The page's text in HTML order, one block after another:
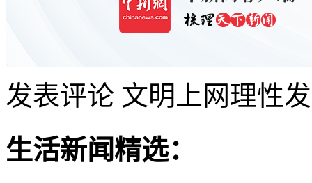
发表评论 文明上网理性
生活新闻精选：